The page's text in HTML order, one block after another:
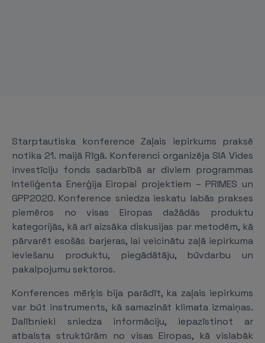
Starptautiska konference Zaļais iepirkums praksē
notika 21. maijā Rīgā. Konferenci organizēja SIA Vides
investīciju fonds sadarbībā ar diviem programmas
Inteliģenta Enerģija Eiropai projektiem – PRIMES un
GPP2020. Konference sniedza ieskatu labās prakses
piemēros no visas Eiropas dažādās produktu
kategorijās, kā arī aizsāka diskusijas par metodēm, kā
pārvarēt esošās barjeras, lai veicinātu zaļā iepirkuma
ieviešanu produktu, piegādātāju, būvdarbu un
pakalpojumu sektoros.
Konferences mērķis bija parādīt, ka zaļais iepirkums
var būt instruments, kā samazināt klimata izmaiņas.
Dalībnieki sniedza informāciju, iepazīstinot ar
atbalsta struktūrām no visas Eiropas, kā vislabāk